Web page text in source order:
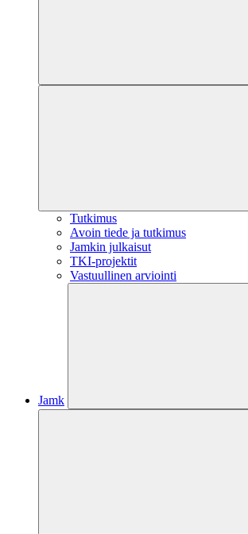
Tutkimus
Avoin tiede ja tutkimus
Jamkin julkaisut
TKI-projektit
Vastuullinen arviointi
Jamk